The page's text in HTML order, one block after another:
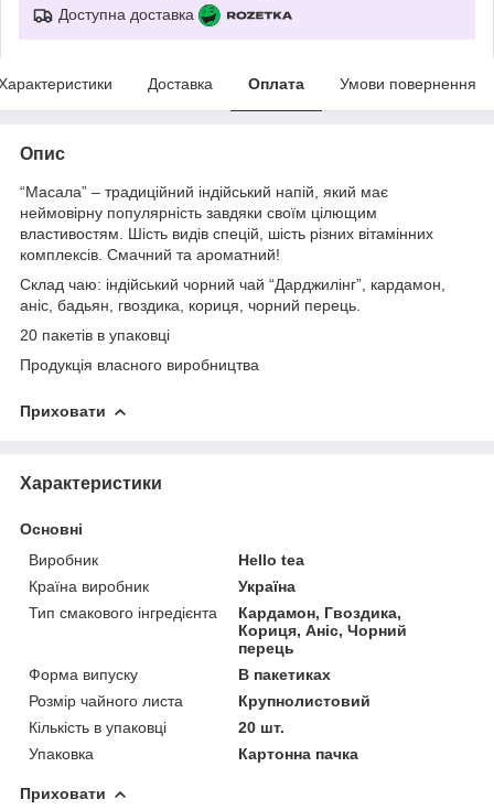
Доступна доставка
Доставка Оплата Умови повернення
Опис
“Масала” – традиційний індійський напій, який має
неймовірну популярність завдяки своїм цілющим
властивостям. Шість видів спецій, шість різних вітамінних
комплексів. Смачний та ароматний!
Склад чаю: індійський чорний чай “Дарджилінг”, кардамон,
аніс, бадьян, гвоздика, кориця, чорний перець.
20 пакетів в упаковці
Продукція власного виробництва
Приховати
Характеристики
Основні
Виробник
Hello tea
Країна виробник
Україна
Тип смакового інгредієнта
Кардамон, Гвоздика,
Кориця, Аніс, Чорний
перець
Форма випуску
В пакетиках
Розмір чайного листа
Крупнолистовий
Кількість в упаковці
20 шт.
Упаковка
Картонна пачка
Приховати